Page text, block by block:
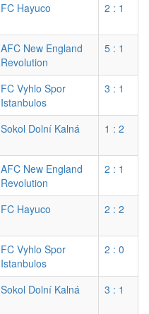
FC Hayuco 2 : 1
AFC New England
Revolution
5 : 1
FC Vyhlo Spor
Istanbulos
3 : 1
Sokol Dolní Kalná 1 : 2
AFC New England
Revolution
2 : 1
FC Hayuco 2 : 2
FC Vyhlo Spor
Istanbulos
2 : 0
Sokol Dolní Kalná 3 : 1